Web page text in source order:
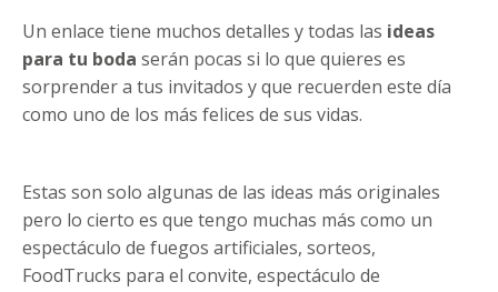
Un enlace tiene muchos detalles y todas las ideas
para tu boda serán pocas si lo que quieres es
sorprender a tus invitados y que recuerden este día
como uno de los más felices de sus vidas.
Estas son solo algunas de las ideas más originales
pero lo cierto es que tengo muchas más como un
espectáculo de fuegos artificiales, sorteos,
FoodTrucks para el convite, espectáculo de